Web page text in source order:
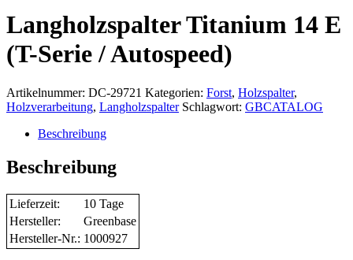
Langholzspalter Titanium 14 E
(T-Serie / Autospeed)
Artikelnummer: DC-29721 Kategorien: Forst, Holzspalter,
Holzverarbeitung, Langholzspalter Schlagwort: GBCATALOG
Beschreibung
Beschreibung
Lieferzeit:
10 Tage
Hersteller:
Greenbase
Hersteller-Nr.: 1000927